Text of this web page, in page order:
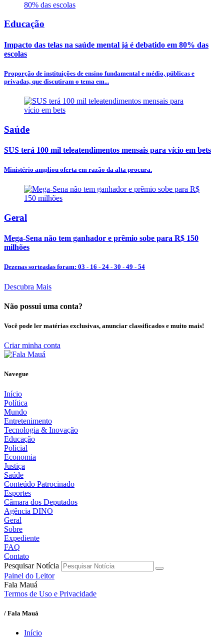
Educação
Impacto das telas na saúde mental já é debatido em 80% das
escolas
Proporção de instituições de ensino fundamental e médio, públicas e
privadas, que discutiram o tema em...
Saúde
SUS terá 100 mil teleatendimentos mensais para vício em bets
Ministério ampliou oferta em razão da alta procura.
Geral
Mega-Sena não tem ganhador e prêmio sobe para R$ 150
milhões
Dezenas sorteadas foram: 03 - 16 - 24 - 30 - 49 - 54
Descubra Mais
Não possui uma conta?
Você pode ler matérias exclusivas, anunciar classificados e muito mais!
Criar minha conta
Navegue
Início
Política
Mundo
Entretenimento
Tecnologia & Inovação
Educação
Policial
Economia
Justiça
Saúde
Conteúdo Patrocinado
Esportes
Câmara dos Deputados
Agência DINO
Geral
Sobre
Expediente
FAQ
Contato
Pesquisar Notícia
Painel do Leitor
Fala Mauá
Termos de Uso e Privacidade
/ Fala Mauá
Início